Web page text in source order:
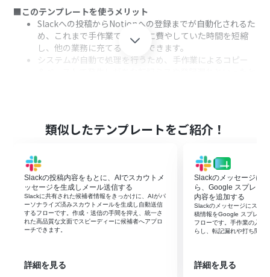
■このテンプレートを使うメリット
Slackへの投稿からNotionへの登録までが自動化されるた
め、これまで手作業での転記に費やしていた時間を短縮
し、他の業務に充てることができます。
システムが自動で処理を行うため、手作業によるコピー
次に、トリガーでSlackを選択し、「新しいメッセージが
チャンネルに投稿されたら」というアクションを設定し、
続いて、オペレーションでAI機能の「テキストデータを抽
出する」アクションを設定し、Slackの投稿内容から顧客
名や連絡先などの必要な情報を抽出するように設定しま
す。
最後に、オペレーションでNotionの「レコードを追加す
る」アクションを設定し、AIが抽出した情報を指定のデー
タベースに追加します。
ペレーション」：トリガー起動後、フロー内で処理を行うアク
類似したテンプレートをご紹介！
Slackの投稿内容をもとに、AIでスカウトメ
ッセージを生成しメール送信する
Slackに共有された候補者情報をきっかけに、AIがパ
ーソナライズ済みスカウトメールを生成し自動送信
するフローです。作成・送信の手間を抑え、統一さ
れた高品質な文面でスピーディーに候補者へアプロ
ーチできます。
詳細を見る
Slackのメッセージに
ら、Google スプレッ
内容を追加する
Slackのメッセージにスタ
稿情報をGoogle スプレッ
フローです。手作業の入力
らし、転記漏れや打ち間違
詳細を見る